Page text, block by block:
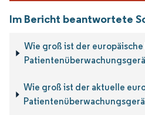
Im Bericht beantwortete
Wie groß ist der
Wie groß ist der aktuelle